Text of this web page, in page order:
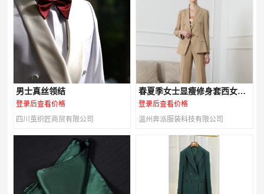
男士真丝领结
登录后查看价格
四川茧织匠商贸有限公司
春夏季女士显瘦修身套西女装
M616款
登录后查看价格
温州奔派服装科技有限公司